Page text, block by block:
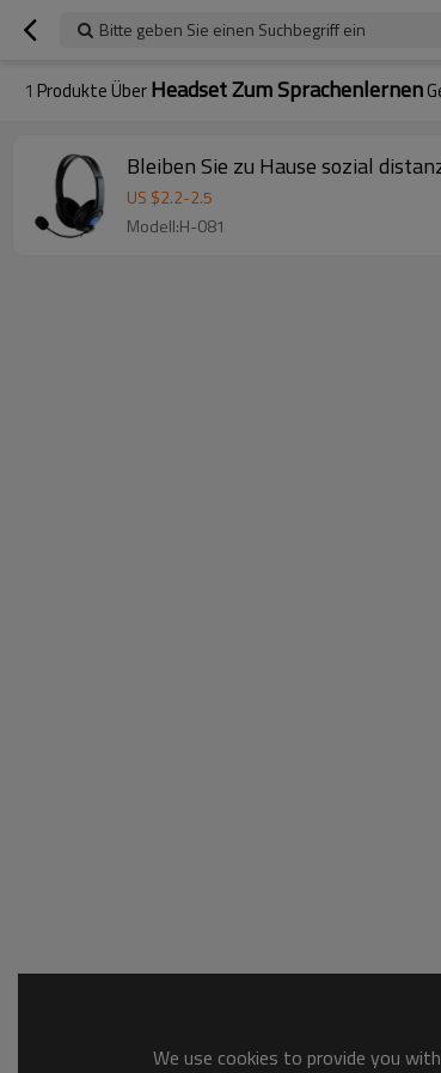
Bitte geben Sie einen Suchbegriff ein
1 Produkte ÜberHeadset Zum Sprachenlernen
Bleiben Sie zu Hause sozial
US $2.2-2.5
Modell:H-081
We use cookies to provide you